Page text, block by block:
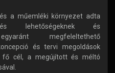
a műemléki környezet adta
és lehetőségeknek és
megfeleltethető
és tervi megoldások
fő cél, a megújított és méltó